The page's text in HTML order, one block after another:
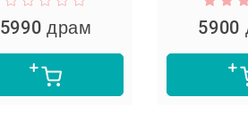
5990 драм 5900